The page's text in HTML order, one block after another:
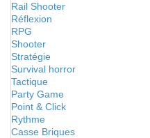
Rail Shooter
Réflexion
RPG
Shooter
Stratégie
Survival horror
Tactique
Party Game
Point & Click
Rythme
Casse Briques